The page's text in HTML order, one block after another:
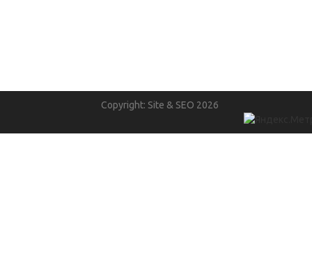
Copyright: Site & SEO 2026